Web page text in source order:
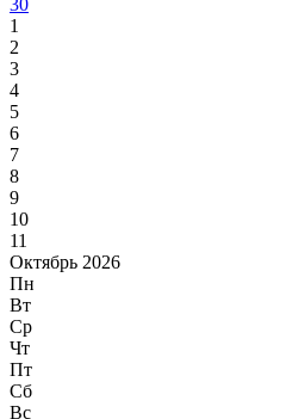
30
1
2
3
4
5
6
7
8
9
10
11
Октябрь 2026
Пн
Вт
Ср
Чт
Пт
Сб
Вс